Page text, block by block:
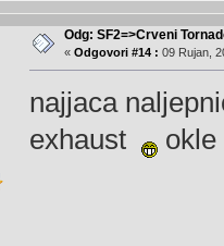
Odg: SF2=>Crveni
« Odgovori #14 : 09 Rujan,
najjaca
exhaust
okle